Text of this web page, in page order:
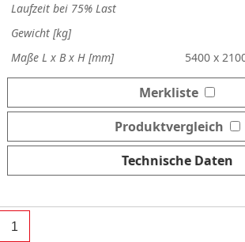
1
Laufzeit bei 75% Last
Gewicht [kg]
Maße L x B x H [mm]
5400 x
Merkliste
Produktvergleich
Technische Daten